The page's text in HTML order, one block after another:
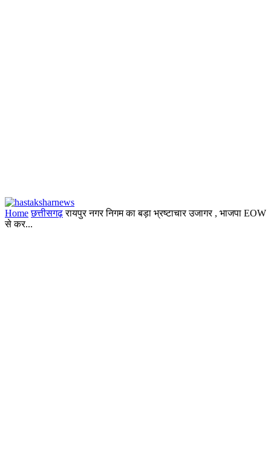
Home छत्तीसगढ़ रायपुर नगर निगम का बड़ा भ्रष्टाचार उजागर , भाजपा EOW
से कर...